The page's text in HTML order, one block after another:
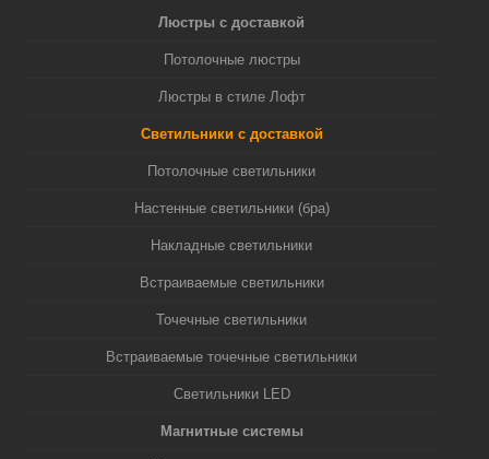
Люстры с доставкой
Потолочные люстры
Люстры в стиле Лофт
Светильники с доставкой
Потолочные светильники
Настенные светильники (бра)
Накладные светильники
Встраиваемые светильники
Точечные светильники
Встраиваемые точечные светильники
Светильники LED
Магнитные системы